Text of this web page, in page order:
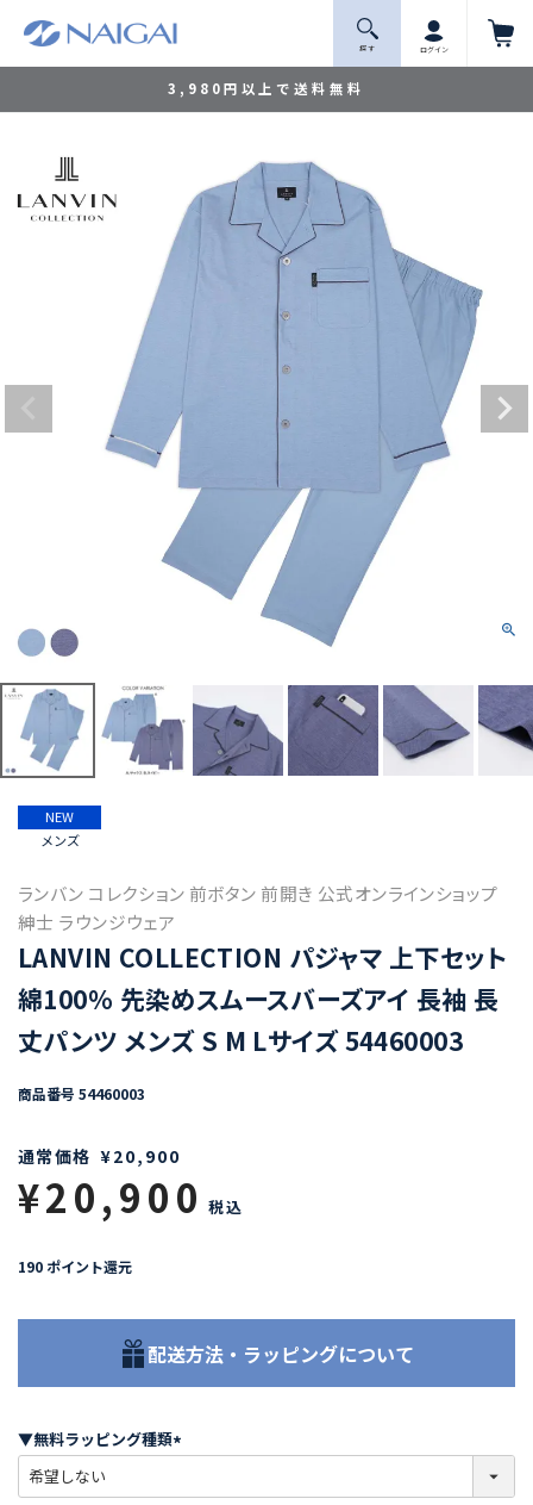
3,980円以上で送料無料
探 す ログイン
NEW
メンズ
ランバン コレクション 前ボタン 前開き 公式オンラインショップ
紳士 ラウンジウェア
LANVIN COLLECTION パジャマ 上下セット
綿100% 先染めスムースバーズアイ 長袖 長
丈パンツ メンズ S M Lサイズ 54460003
商品番号 54460003
通常価格 ¥20,900
¥20,900 税込
190 ポイント還元
配送方法・ラッピングについて
▼無料ラッピング種類
必